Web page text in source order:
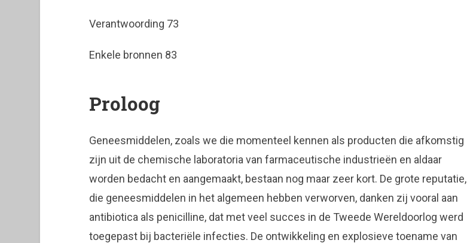
Verantwoording 73
Enkele bronnen 83
Proloog
Geneesmiddelen, zoals we die momenteel kennen als producten die afkomstig
zijn uit de chemische laboratoria van farmaceutische industrieën en aldaar
worden bedacht en aangemaakt, bestaan nog maar zeer kort. De grote reputatie,
die geneesmiddelen in het algemeen hebben verworven, danken zij vooral aan
antibiotica als penicilline, dat met veel succes in de Tweede Wereldoorlog werd
toegepast bij bacteriële infecties. De ontwikkeling en explosieve toename van